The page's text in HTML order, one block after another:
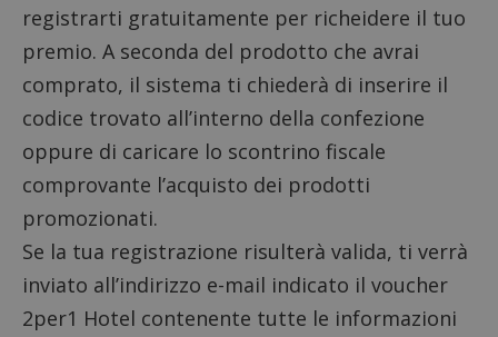
registrarti gratuitamente per richeidere il tuo
premio. A seconda del prodotto che avrai
comprato, il sistema ti chiederà di inserire il
codice trovato all’interno della confezione
oppure di caricare lo scontrino fiscale
comprovante l’acquisto dei prodotti
promozionati.
Se la tua registrazione risulterà valida, ti verrà
inviato all’indirizzo e-mail indicato il voucher
2per1 Hotel contenente tutte le informazioni